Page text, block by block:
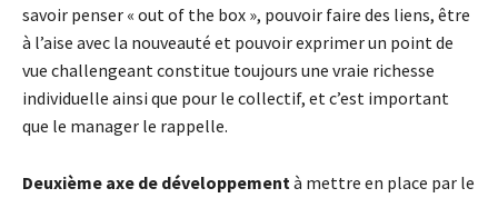
savoir penser « out of the box », pouvoir faire des liens, être
à l’aise avec la nouveauté et pouvoir exprimer un point de
vue challengeant constitue toujours une vraie richesse
individuelle ainsi que pour le collectif, et c’est important
que le manager le rappelle.
Deuxième axe de développementà mettre en place par le